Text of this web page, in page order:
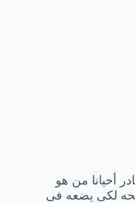
أحيانا من هو
لكى يضعه فى